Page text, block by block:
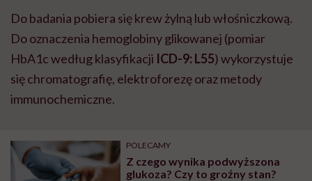
Do badania pobiera się krew żylną lub włośniczkową.
Do oznaczenia hemoglobiny glikowanej (pomiar
HbA1c według klasyfikacji ICD-9: L55) wykorzystuje
się chromatografię, elektroforezę oraz metody
immunochemiczne.
POLECAMY
Z czego wynika podwyższona
glukoza? Czy to groźny stan?